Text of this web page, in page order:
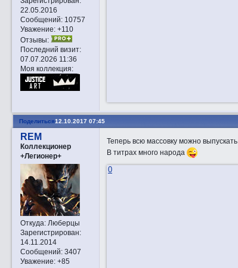
22.05.2016
Сообщений:10757
Уважение: +110
Отзывы:
Последний визит:
07.07.2026 11:36
Моя коллекция:
Поделиться12.10.2017 07:45
REM
Коллекционер
+Легионер+
Откуда:Люберцы
Зарегистрирован:
14.11.2014
Сообщений:3407
Уважение: +85
Теперь всю массовку можно выпускать
В титрах много народа
0